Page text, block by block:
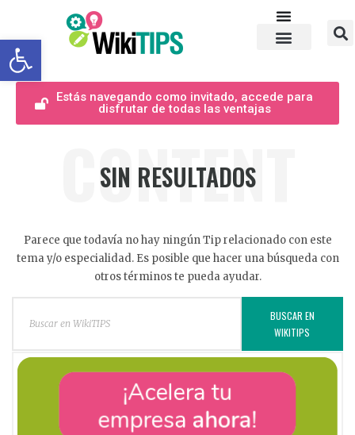
Abrir barra de herramientas
Estás navegando como invitado, accede para
disfrutar de todas las ventajas
CONTENT
SIN RESULTADOS
Parece que todavía no hay ningún Tip relacionado con este
tema y/o especialidad. Es posible que hacer una búsqueda con
otros términos te pueda ayudar.
BUSCAR EN
WIKITIPS